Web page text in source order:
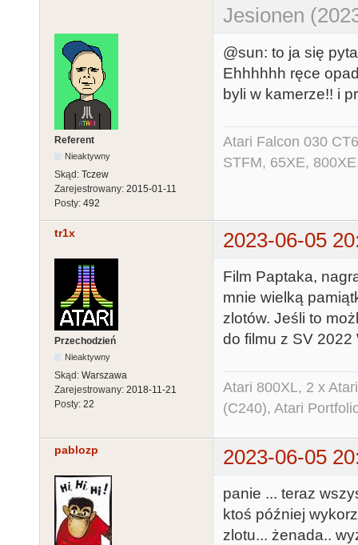
Jesionen
Referent
Nieaktywny
Skąd: Tczew
Zarejestrowany: 2015-01-11
Posty: 492
@sun: to ja się
Ehhhhhh ręce
byli w kamerze!! i
Atari Falcon 030
STFM, 65XE,
tr1x 2023-06-05
Przechodzień
Nieaktywny
Skąd: Warszawa
Zarejestrowany: 2018-11-21
Posty: 22
Film Paptaka,
mnie wielką
zlotów. Jeśli to
do filmu z SV 2022
Atari 800XL, 2 x
(C240), Atari
pablozp 2023-06-05
panie ... teraz
ktoś później
zlotu... żenada..